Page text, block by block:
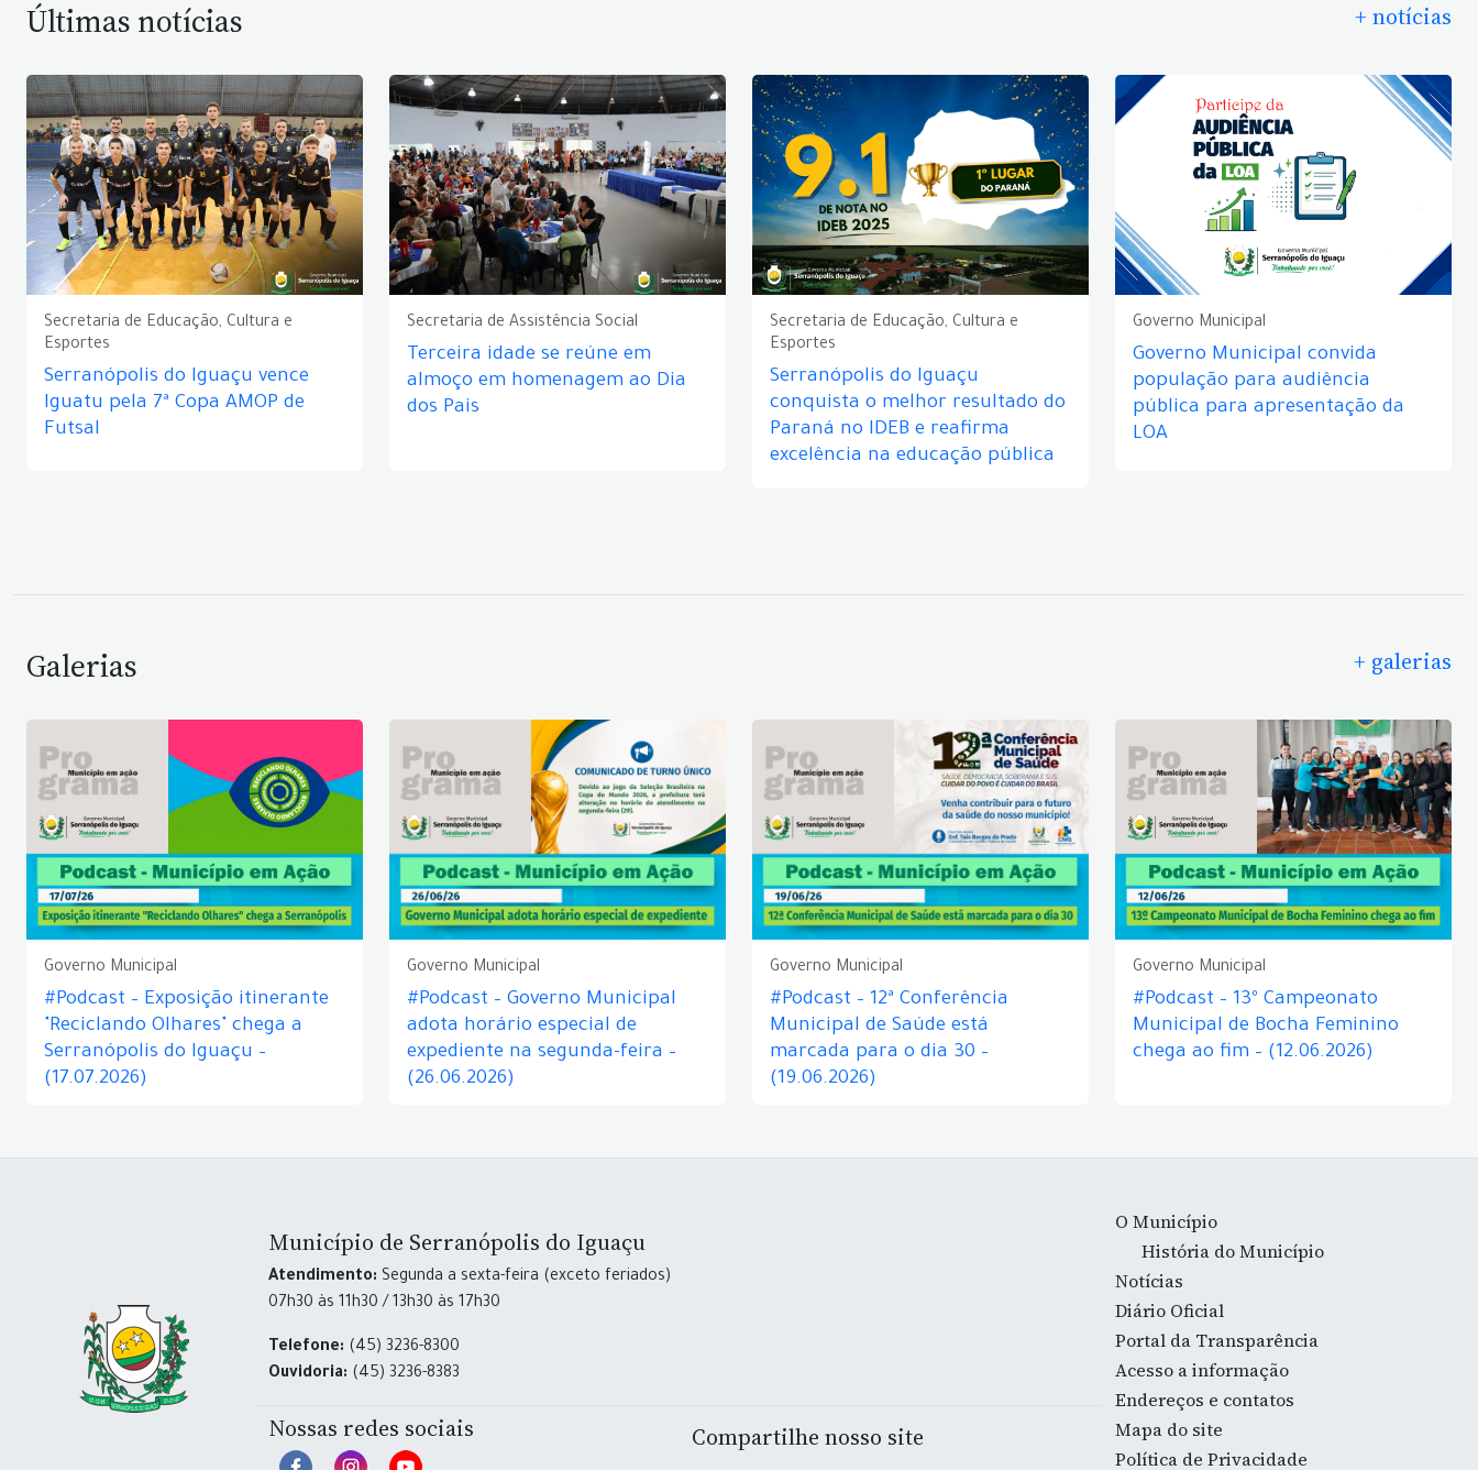
Últimas notícias + notícias
Secretaria de Educação, Cultura e
Esportes
Serranópolis do Iguaçu vence
Iguatu pela 7ª Copa AMOP de
Futsal
Secretaria de Assistência Social
Terceira idade se reúne em
almoço em homenagem ao Dia
dos Pais
Secretaria de Educação, Cultura e
Esportes
Serranópolis do Iguaçu
conquista o melhor resultado do
Paraná no IDEB e reafirma
excelência na educação pública
Governo Municipal
Governo Municipal convida
população para audiência
pública para apresentação da
LOA
Galerias + galerias
Governo Municipal
#Podcast – Exposição itinerante
"Reciclando Olhares" chega a
Serranópolis do Iguaçu –
(17.07.2026)
Governo Municipal
#Podcast – Governo Municipal
adota horário especial de
expediente na segunda-feira –
(26.06.2026)
Governo Municipal
#Podcast – 12ª Conferência
Municipal de Saúde está
marcada para o dia 30 –
(19.06.2026)
Governo Municipal
#Podcast – 13º Campeonato
Municipal de Bocha Feminino
chega ao fim – (12.06.2026)
Município de Serranópolis do Iguaçu
Atendimento: Segunda a sexta-feira (exceto feriados)
07h30 às 11h30 / 13h30 às 17h30
Telefone: (45) 3236-8300
Ouvidoria: (45) 3236-8383
Nossas redes sociais Compartilhe nosso site
O Município
História do Município
Notícias
Diário Oficial
Portal da Transparência
Acesso a informação
Endereços e contatos
Mapa do site
Política de Privacidade